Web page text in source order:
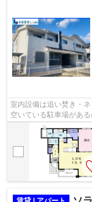
室内設備は追い焚き・
空いている駐車場があ
やすい、収納が豊富な快